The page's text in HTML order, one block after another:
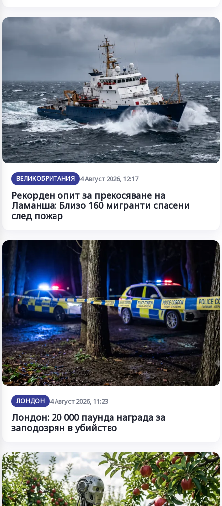
ВЕЛИКОБРИТАНИЯ 4 Август 2026, 12:17
Рекорден опит за прекосяване на
Ламанша: Близо 160 мигранти спасени
след пожар
ЛОНДОН 4 Август 2026, 11:23
Лондон: 20 000 паунда награда за
заподозрян в убийство